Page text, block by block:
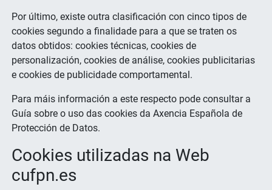
Por último, existe outra clasificación con cinco tipos de
cookies segundo a finalidade para a que se traten os
datos obtidos: cookies técnicas, cookies de
personalización, cookies de análise, cookies publicitarias
e cookies de publicidade comportamental.
Para máis información a este respecto pode consultar a
Guía sobre o uso das cookies da Axencia Española de
Protección de Datos.
Cookies utilizadas na Web
cufpn.es